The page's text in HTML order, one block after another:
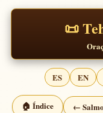
📜
ES EN
🏠 Índice ←